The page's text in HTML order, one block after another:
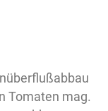
Tomaten mag.